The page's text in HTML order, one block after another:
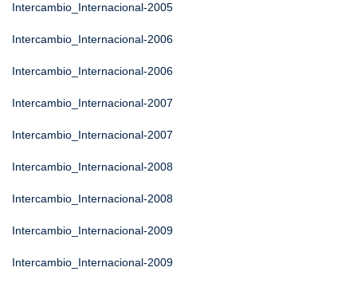
Intercambio_Internacional-2005
Intercambio_Internacional-2006
Intercambio_Internacional-2006
Intercambio_Internacional-2007
Intercambio_Internacional-2007
Intercambio_Internacional-2008
Intercambio_Internacional-2008
Intercambio_Internacional-2009
Intercambio_Internacional-2009